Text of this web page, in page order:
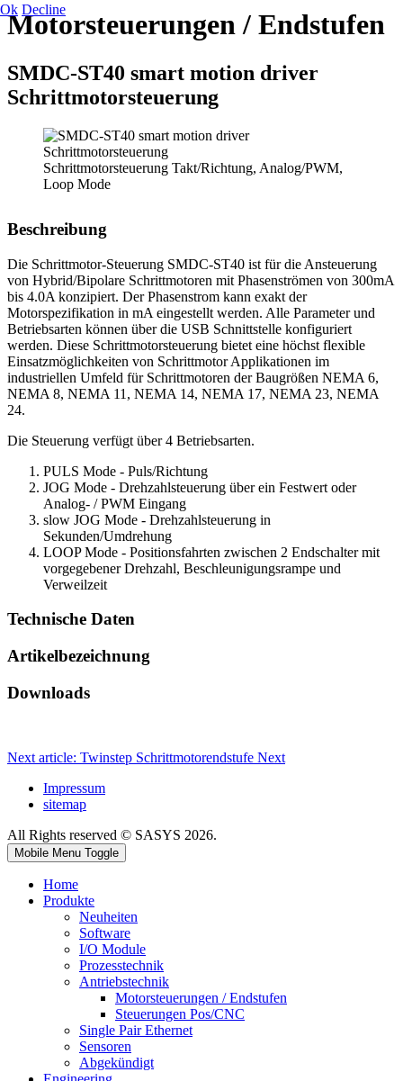
Motorsteuerungen / Endstufen
SMDC-ST40 smart motion driver
Schrittmotorsteuerung
Schrittmotorsteuerung Takt/Richtung, Analog/PWM,
Loop Mode
Beschreibung
Die Schrittmotor-Steuerung SMDC-ST40 ist für die Ansteuerung
von Hybrid/Bipolare Schrittmotoren mit Phasenströmen von 300mA
bis 4.0A konzipiert. Der Phasenstrom kann exakt der
Motorspezifikation in mA eingestellt werden. Alle Parameter und
Betriebsarten können über die USB Schnittstelle konfiguriert
werden. Diese Schrittmotorsteuerung bietet eine höchst flexible
Einsatzmöglichkeiten von Schrittmotor Applikationen im
industriellen Umfeld für Schrittmotoren der Baugrößen NEMA 6,
NEMA 8, NEMA 11, NEMA 14, NEMA 17, NEMA 23, NEMA
24.
Die Steuerung verfügt über 4 Betriebsarten.
PULS Mode - Puls/Richtung
JOG Mode - Drehzahlsteuerung über ein Festwert oder
Analog- / PWM Eingang
slow JOG Mode - Drehzahlsteuerung in
Sekunden/Umdrehung
LOOP Mode - Positionsfahrten zwischen 2 Endschalter mit
vorgegebener Drehzahl, Beschleunigungsrampe und
Verweilzeit
Technische Daten
Artikelbezeichnung
Downloads
Next article: Twinstep Schrittmotorendstufe Next
Impressum
sitemap
All Rights reserved © SASYS 2026.
Mobile Menu Toggle
Home
Produkte
Neuheiten
Software
I/O Module
Prozesstechnik
Antriebstechnik
Motorsteuerungen / Endstufen
Steuerungen Pos/CNC
Single Pair Ethernet
Sensoren
Abgekündigt
Ok Decline